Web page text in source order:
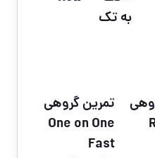
به تک
تمرین گروهی
One on One
Fast